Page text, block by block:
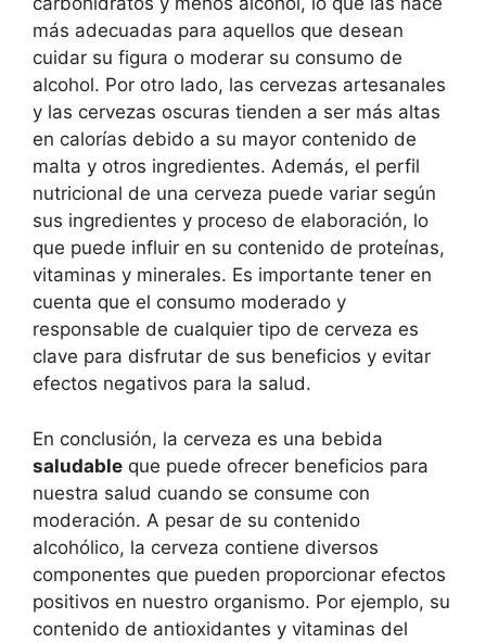
más adecuadas para aquellos que desean
cuidar su figura o moderar su consumo de
alcohol. Por otro lado, las cervezas artesanales
y las cervezas oscuras tienden a ser más altas
en calorías debido a su mayor contenido de
malta y otros ingredientes. Además, el perfil
nutricional de una cerveza puede variar según
sus ingredientes y proceso de elaboración, lo
que puede influir en su contenido de proteínas,
vitaminas y minerales. Es importante tener en
cuenta que el consumo moderado y
responsable de cualquier tipo de cerveza es
clave para disfrutar de sus beneficios y evitar
efectos negativos para la salud.
En conclusión, la cerveza es una bebida
saludable que puede ofrecer beneficios para
nuestra salud cuando se consume con
moderación. A pesar de su contenido
alcohólico, la cerveza contiene diversos
componentes que pueden proporcionar efectos
positivos en nuestro organismo. Por ejemplo, su
contenido de antioxidantes y vitaminas del